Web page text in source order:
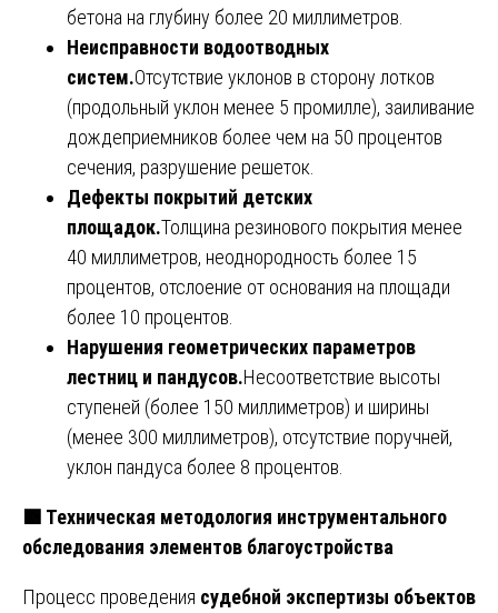
бетона на глубину более 20 миллиметров.
Неисправности водоотводных
систем.Отсутствие уклонов в сторону лотков
(продольный уклон менее 5 промилле), заиливание
дождеприемников более чем на 50 процентов
сечения, разрушение решеток.
Дефекты покрытий детских
площадок.Толщина резинового покрытия менее
40 миллиметров, неоднородность более 15
процентов, отслоение от основания на площади
более 10 процентов.
Нарушения геометрических параметров
лестниц и пандусов.Несоответствие высоты
ступеней (более 150 миллиметров) и ширины
(менее 300 миллиметров), отсутствие поручней,
уклон пандуса более 8 процентов.
🟩 Техническая методология инструментального
обследования элементов благоустройства
Процесс проведения судебной экспертизы объектов